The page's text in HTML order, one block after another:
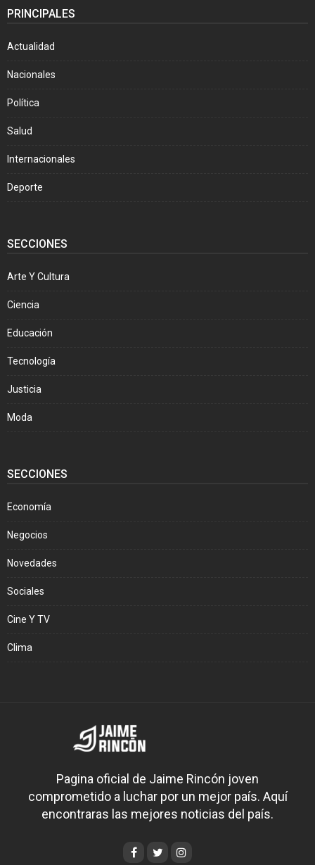
PRINCIPALES
Actualidad
Nacionales
Política
Salud
Internacionales
Deporte
SECCIONES
Arte Y Cultura
Ciencia
Educación
Tecnología
Justicia
Moda
SECCIONES
Economía
Negocios
Novedades
Sociales
Cine Y TV
Clima
Pagina oficial de Jaime Rincón joven
comprometido a luchar por un mejor país. Aquí
encontraras las mejores noticias del país.